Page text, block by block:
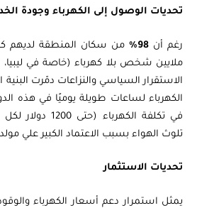
تحديات الوصول إلى الكهرباء وجودة
رغم أن98%
ملايين شخص بلا كهرباء (خاصة في ليبيا،
الاستقرار السياسي والنزاعات دمّرت البنية
الكهرباء لساعات طويلة يوميًا في هذه
في تكلفة الكهرباء
تلوث الهواء بسبب الاعتماد الكبير علي
تحديات الاستثمار
يمثل استمرار دعم أسعار الكهرباء